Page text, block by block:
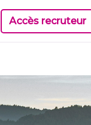
Accès recruteur